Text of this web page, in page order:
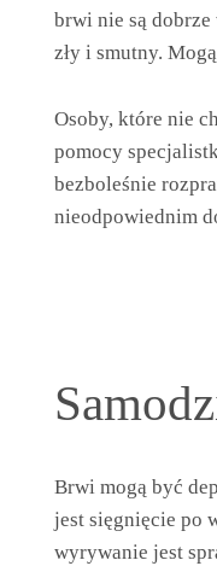
brwi nie są
zły i smutny.
Osoby, które nie
pomocy
bezboleśnie
nieodpowiednim
Brwi mogą być
jest sięgnięcie po
wyrywanie jest